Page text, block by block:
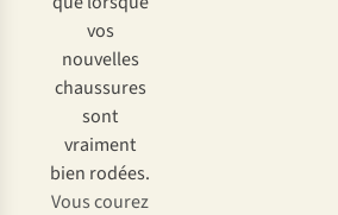
vos
nouvelles
chaussures
sont
vraiment
bien rodées.
Vous courez